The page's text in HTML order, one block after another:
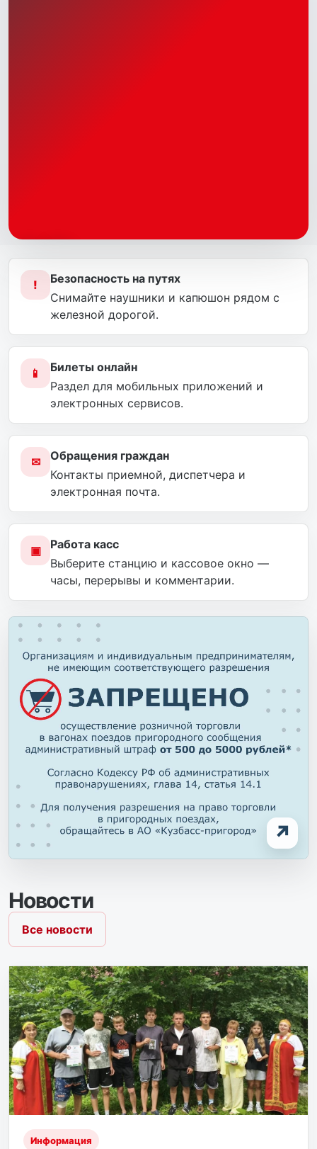
!
Безопасность на путях
Снимайте наушники и капюшон рядом с
железной дорогой.
📱
Билеты онлайн
Раздел для мобильных приложений и
электронных сервисов.
✉
Обращения граждан
Контакты приемной, диспетчера и
электронная почта.
▣
Работа касс
Выберите станцию и кассовое окно —
часы, перерывы и комментарии.
↗
Новости
Все новости
Информация